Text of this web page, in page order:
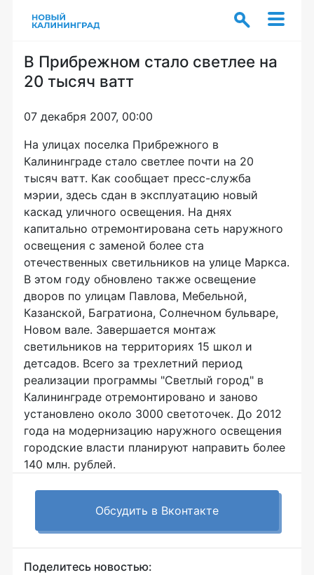
В Прибрежном стало светлее на
20 тысяч ватт
07 декабря 2007, 00:00
На улицах поселка Прибрежного в
Калининграде стало светлее почти на 20
тысяч ватт. Как сообщает пресс-служба
мэрии, здесь сдан в эксплуатацию новый
каскад уличного освещения. На днях
капитально отремонтирована сеть наружного
освещения с заменой более ста
отечественных светильников на улице Маркса.
В этом году обновлено также освещение
дворов по улицам Павлова, Мебельной,
Казанской, Багратиона, Солнечном бульваре,
Новом вале. Завершается монтаж
светильников на территориях 15 школ и
детсадов. Всего за трехлетний период
реализации программы "Светлый город" в
Калининграде отремонтировано и заново
установлено около 3000 светоточек. До 2012
года на модернизацию наружного освещения
городские власти планируют направить более
140 млн. рублей.
Обсудить в Вконтакте
Поделитесь новостью: